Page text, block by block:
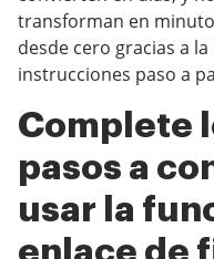
transforman en
desde cero gracias a
instrucciones paso a
Complete
pasos a
usar la